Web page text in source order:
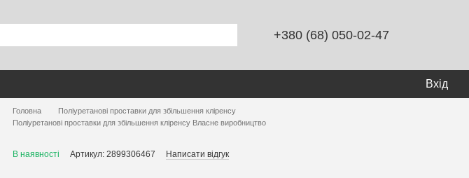
+380 (68) 050-02-47
Вхід
Головна
Поліуретанові проставки для збільшення кліренсу
Поліуретанові проставки для збільшення кліренсу Власне виробництво
В наявності Артикул: 2899306467 Написати відгук